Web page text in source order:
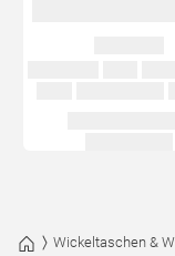
Wickeltaschen &